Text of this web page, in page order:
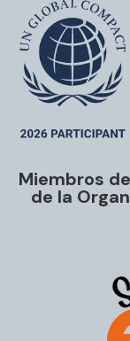
Miembros
de la